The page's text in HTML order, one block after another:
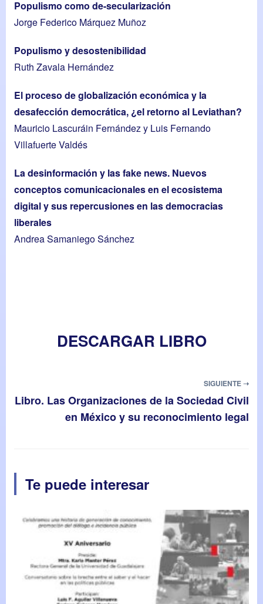
Populismo como de-secularización
Jorge Federico Márquez Muñoz
Populismo y desostenibilidad
Ruth Zavala Hernández
El proceso de globalización económica y la
desafección democrática, ¿el retorno al Leviathan?
Mauricio Lascuráin Fernández y Luis Fernando
Villafuerte Valdés
La desinformación y las fake news. Nuevos
conceptos comunicacionales en el ecosistema
digital y sus repercusiones en las democracias
liberales
Andrea Samaniego Sánchez
DESCARGAR LIBRO
SIGUIENTE ➝
Libro. Las Organizaciones de la Sociedad Civil
en México y su reconocimiento legal
Te puede interesar